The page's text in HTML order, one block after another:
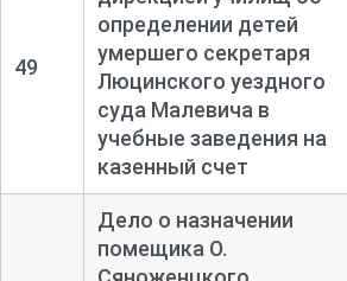
49
определении детей
умершего секретаря
Люцинского уездного
суда Малевича в
учебные заведения на
казенный счет
Дело о назначении
помещика О.